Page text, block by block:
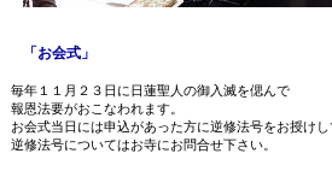
「お会式」
毎年１１月２３日に日蓮聖人の御入滅を偲んで
報恩法要がおこなわれます。
お会式当日には申込があった方に逆修法号をお授けし
逆修法号についてはお寺にお問合せ下さい。